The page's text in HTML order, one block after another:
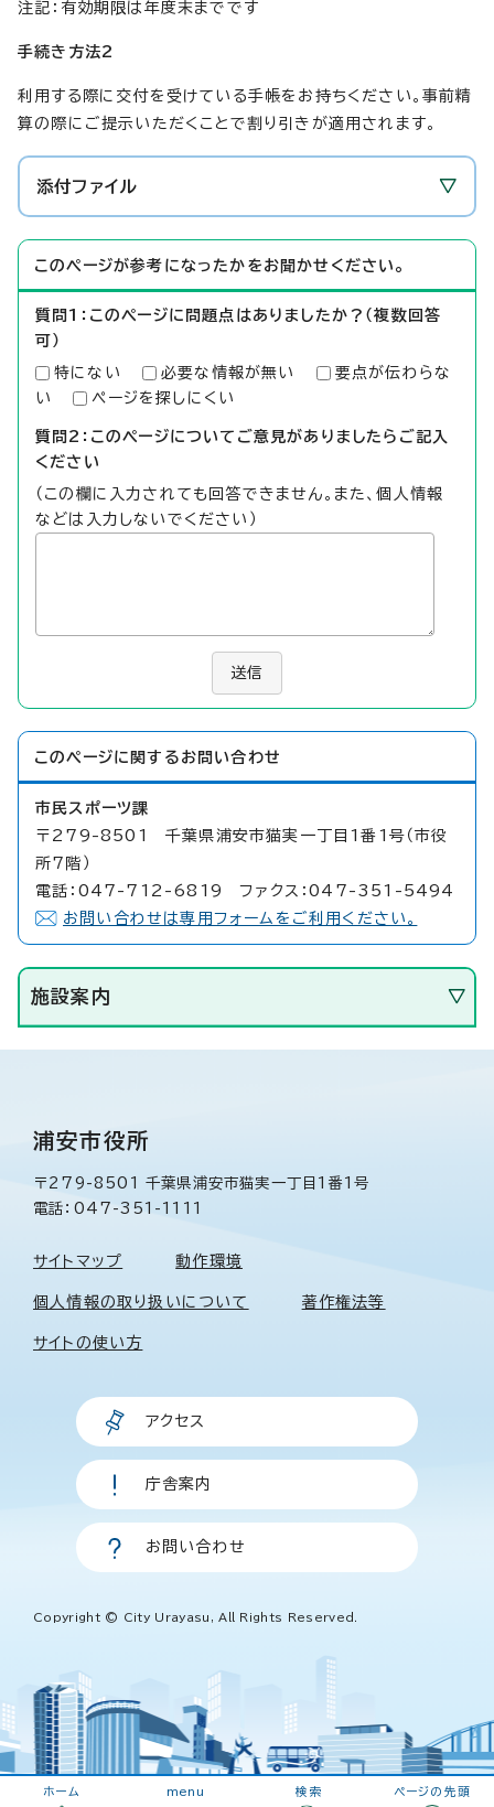
注記：有効期限は年度末までです
手続き方法2
利用する際に交付を受けている手帳をお持ちください。事前精
算の際にご提示いただくことで割り引きが適用されます。
添付ファイル
このページが参考になったかをお聞かせください。
質問1：このページに問題点はありましたか？（複数回答
可）
特にない 必要な情報が無い
要点が伝わらな
い
ページを探しにくい
質問2：このページについてご意見がありましたらご記入
ください
（この欄に入力されても回答できません。また、個人情報
などは入力しないでください）
送信
このページに関する お問い合わせ
市民スポーツ課
〒279-8501 千葉県浦安市猫実一丁目1番1号（市役
所7階）
電話：047-712-6819 ファクス：047-351-5494
お問い合わせは専用フォームをご利用ください。
施設案内
ホーム menu 検索 ページの先頭
浦安市役所
〒279-8501 千葉県浦安市猫実一丁目1番1号
電話：047-351-1111
サイトマップ 動作環境
個人情報の取り扱いについて 著作権法等
サイトの使い方
アクセス
庁舎案内
お問い合わせ
Copyright © City Urayasu, All Rights Reserved.